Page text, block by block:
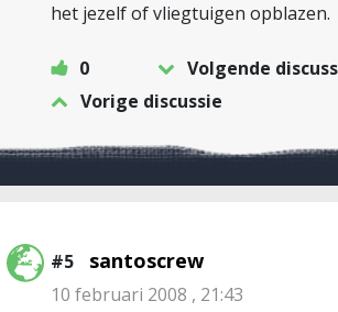
het jezelf of vliegtuigen opblazen.
0
Volgende
Vorige discussie
#5 santoscrew
10 februari 2008 , 21:43